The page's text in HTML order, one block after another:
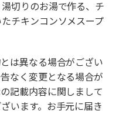
切りのお湯で作る、チ
チキンコンソメスープ
は異なる場合がござい
なく変更となる場合が
記載内容に関しまして
います。お手元に届き